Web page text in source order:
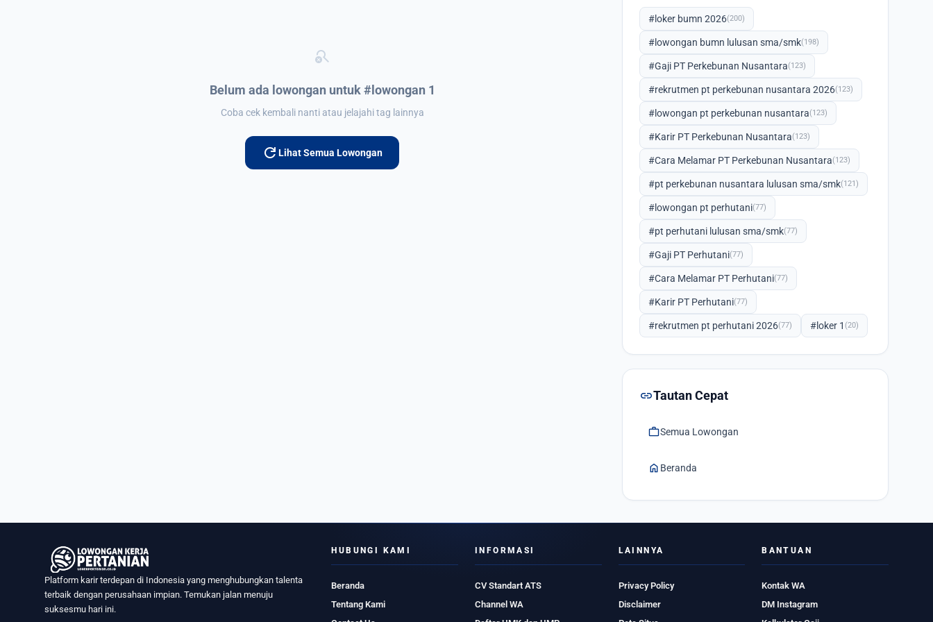
search_off
Belum ada lowongan untuk #lowongan 1
Coba cek kembali nanti atau jelajahi tag lainnya
refresh Lihat Semua Lowongan
#loker bumn 2026(200)
#lowongan bumn lulusan sma/smk(198)
#Gaji PT Perkebunan Nusantara(123)
#rekrutmen pt perkebunan nusantara 2026(123)
#lowongan pt perkebunan nusantara(123)
#Karir PT Perkebunan Nusantara(123)
#Cara Melamar PT Perkebunan Nusantara(123)
#pt perkebunan nusantara lulusan sma/smk(121)
#lowongan pt perhutani(77)
#pt perhutani lulusan sma/smk(77)
#Gaji PT Perhutani(77)
#Cara Melamar PT Perhutani(77)
#Karir PT Perhutani(77)
#rekrutmen pt perhutani 2026(77) #loker 1 (20)
linkTautan Cepat
workSemua Lowongan
home Beranda
Platform karir terdepan di Indonesia yang menghubungkan talenta
terbaik dengan perusahaan impian. Temukan jalan menuju
suksesmu hari ini.
HUBUNGI KAMI
Beranda
Tentang Kami
INFORMASI
CV Standart ATS
Channel WA
LAINNYA
Privacy Policy
Disclaimer
BANTUAN
Kontak WA
DM Instagram